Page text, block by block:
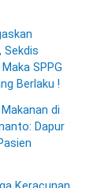
Sekdis
SPPG
Berlaku !
di
Dapur